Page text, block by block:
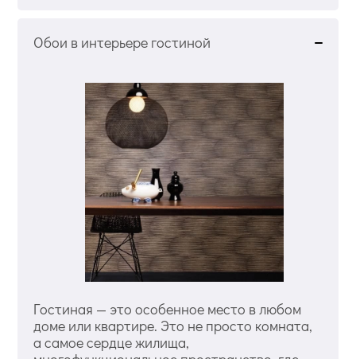
Обои в интерьере гостиной
Гостиная — это особенное место в любом
доме или квартире. Это не просто комната,
а самое сердце жилища,